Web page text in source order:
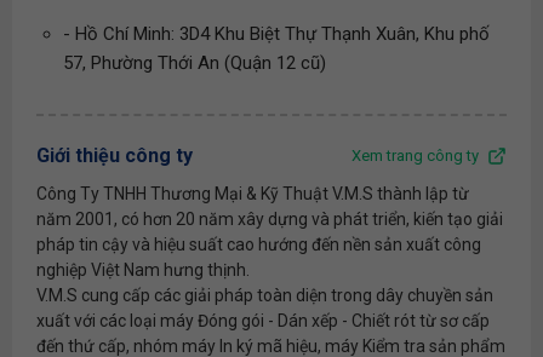
- Hồ Chí Minh: 3D4 Khu Biệt Thự Thạnh Xuân, Khu phố
57, Phường Thới An (Quận 12 cũ)
Giới thiệu công ty Xem trang công ty
Công Ty TNHH Thương Mại & Kỹ Thuật V.M.S thành lập từ
năm 2001, có hơn 20 năm xây dựng và phát triển, kiến tạo giải
pháp tin cậy và hiệu suất cao hướng đến nền sản xuất công
nghiệp Việt Nam hưng thịnh.
V.M.S cung cấp các giải pháp toàn diện trong dây chuyền sản
xuất với các loại máy Đóng gói - Dán xếp - Chiết rót từ sơ cấp
đến thứ cấp, nhóm máy In ký mã hiệu, máy Kiểm tra sản phẩm